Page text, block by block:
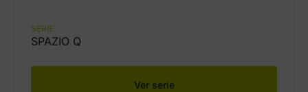
SERIE
SPAZIO Q
Ver serie